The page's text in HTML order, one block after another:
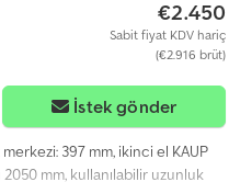
€2.450
Sabit fiyat KDV hariç
(€2.916 brüt)
İstek gönder
merkezi: 397 mm, ikinci el KAUP
mm, kullanılabilir uzunluk